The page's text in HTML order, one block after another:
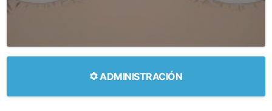
ADMINISTRACIÓN